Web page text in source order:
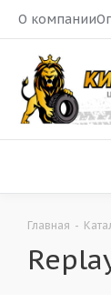
О компании
Главная -